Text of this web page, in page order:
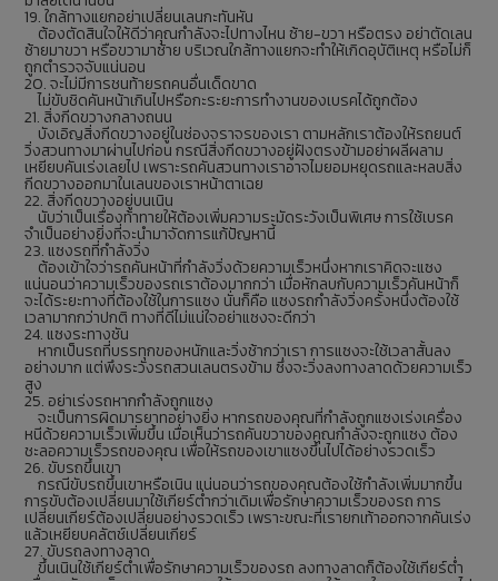
19. ใกล้ทางแยกอย่าเปลี่ยนเลนกะทันหัน
ต้องตัดสินใจให้ดีว่าคุณกำลังจะไปทางไหน ซ้าย-ขวา หรือตรง อย่าตัดเลน
ซ้ายมาขวา หรือขวามาซ้าย บริเวณใกล้ทางแยกจะทำให้เกิดอุบัติเหตุ หรือไม่ก็
ถูกตำรวจจับแน่นอน
20. จะไม่มีการชนท้ายรถคนอื่นเด็ดขาด
ไม่ขับชิดคันหน้าเกินไปหรือกะระยะการทำงานของเบรคได้ถูกต้อง
21. สิ่งกีดขวางกลางถนน
บังเอิญสิ่งกีดขวางอยู่ในช่องจราจรของเรา ตามหลักเราต้องให้รถยนต์
วิ่งสวนทางมาผ่านไปก่อน กรณีสิ่งกีดขวางอยู่ฝังตรงข้ามอย่าผลีผลาม
เหยียบคันเร่งเลยไป เพราะรถคันสวนทางเราอาจไมยอมหยุดรถและหลบสิ่ง
กีดขวางออกมาในเลนของเราหน้าตาเฉย
22. สิ่งกีดขวางอยู่บนเนิน
นับว่าเป็นเรื่องท้าทายให้ต้องเพิ่มความระมัดระวังเป็นพิเศษ การใช้เบรค
จำเป็นอย่างยิ่งที่จะนำมาจัดการแก้ปัญหานี้
23. แซงรถที่กำลังวิ่ง
ต้องเข้าใจว่ารถคันหน้าที่กำลังวิ่งด้วยความเร็วหนึ่งหากเราคิดจะแซง
แน่นอนว่าความเร็วของรถเราต้องมากกว่า เมื่อหักลบกับความเร็วคันหน้าก็
จะได้ระยะทางที่ต้องใช้ในการแซง นั่นก็คือ แซงรถกำลังวิ่งครั้งหนึ่งต้องใช้
เวลามากกว่าปกติ ทางที่ดีไม่แน่ใจอย่าแซงจะดีกว่า
24. แซงระทางชัน
หากเป็นรถที่บรรทุกของหนักและวิ่งช้ากว่าเรา การแซงจะใช้เวลาสั้นลง
อย่างมาก แต่พึงระวังรถสวนเลนตรงข้าม ซึ่งจะวิ่งลงทางลาดด้วยความเร็ว
สูง
25. อย่าเร่งรถหากกำลังถูกแซง
จะเป็นการผิดมารยาทอย่างยิ่ง หากรถของคุณที่กำลังถูกแซงเร่งเครื่อง
หนีด้วยความเร็วเพิ่มขึ้น เมื่อเห็นว่ารถคันขวาของคุณกำลังจะถูกแซง ต้อง
ชะลอความเร็วรถของคุณ เพื่อให้รถของเขาแซงขึ้นไปได้อย่างรวดเร็ว
26. ขับรถขึ้นเขา
กรณีขับรถขึ้นเขาหรือเนิน แน่นอนว่ารถของคุณต้องใช้กำลังเพิ่มมากขึ้น
การขับต้องเปลี่ยนมาใช้เกียร์ต่ำกว่าเดิมเพื่อรักษาความเร็วของรถ การ
เปลี่ยนเกียร์ต้องเปลี่ยนอย่างรวดเร็ว เพราะขณะที่เรายกเท้าออกจากคันเร่ง
แล้วเหยียบคลัตช์เปลี่ยนเกียร์
27. ขับรถลงทางลาด
ขึ้นเนินใช้เกียร์ต่ำเพื่อรักษาความเร็วของรถ ลงทางลาดก็ต้องใช้เกียร์ต่ำ